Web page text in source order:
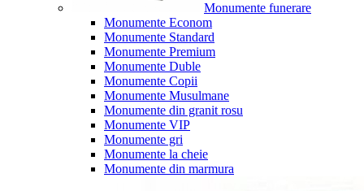
Monumente funerare
Monumente Econom
Monumente Standard
Monumente Premium
Monumente Duble
Monumente Copii
Monumente Musulmane
Monumente din granit rosu
Monumente VIP
Monumente gri
Monumente la cheie
Monumente din marmura